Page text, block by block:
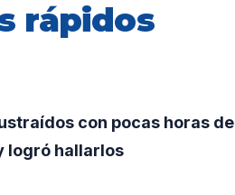
rápidos
con pocas horas de
logró hallarlos